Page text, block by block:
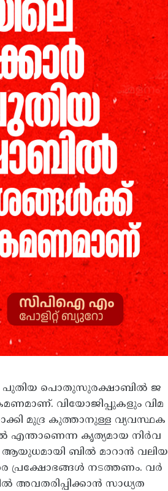
പുതിയ പൊതുസുരക്ഷാബിൽ ജ
വിയോജിപ്പുകളും വിമ
മുദ്ര കുത്താനുള്ള വ്യവസ്ഥക
എന്താണെന്ന കൃത്യമായ നിർവ
ആയുധമായി ബിൽ മാറാൻ വലിയ
പ്രക്ഷോഭങ്ങൾ നടത്തണം. വർ
അവതരിപ്പിക്കാൻ സാധ്യത